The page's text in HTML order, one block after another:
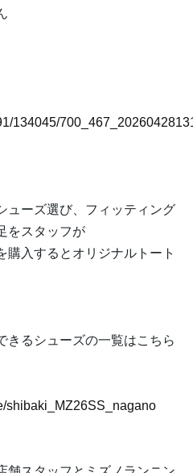
134045/
ューズ選び、フィッティング
をスタッフが
購入するとオリジナルトート
きるシューズの一覧はこちら
shibaki_MZ26SS_nagano